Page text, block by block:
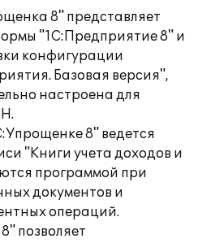
8" представляет
"1С:Предприятие 8" и
конфигурации
Базовая версия",
настроена для
8" ведется
"Книги учета доходов и
программой при
документов и
операций.
позволяет